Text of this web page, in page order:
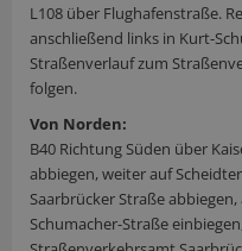
L108 über Flughafenstraße.
anschließend links in Kurt-
Straßenverlauf zum
folgen.
Von Norden:
B40 Richtung Süden über
abbiegen, weiter auf
Saarbrücker Straße
Schumacher-Straße